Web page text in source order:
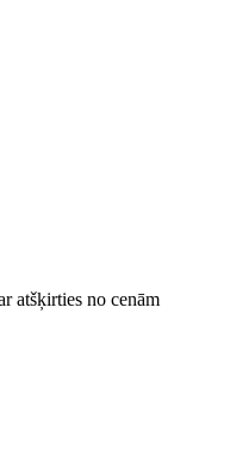
atšķirties no cenām